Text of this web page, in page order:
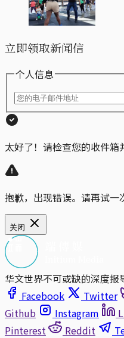
立即领取新闻信
个人信息
太好了！请检查您的收件箱
抱歉，出现错误。请再试一
关闭
华文世界不可或缺的深度报
Facebook
Twitter
Github
Instagram
Pinterest
Reddit